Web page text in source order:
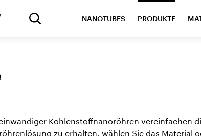
NANOTUBES PRODUKTE
Kohlenstoffnanoröhren vereinfachen
zu erhalten, wählen Sie das